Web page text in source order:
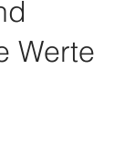
Werte